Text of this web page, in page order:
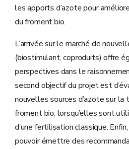
les apports d’azote pour
du froment bio.
L’arrivée sur le marché de
(biostimulant, coproduits) offre
perspectives dans le
second objectif du projet est
nouvelles sources d’azote sur la
froment bio, lorsqu’elles sont
d’une fertilisation classique.
pouvoir émettre des